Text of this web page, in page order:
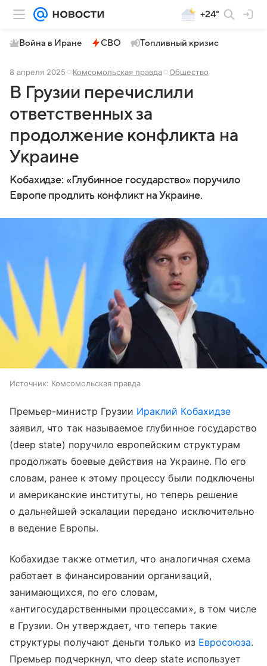
+24°
Война в Иране СВО Топливный кризис
8 апреля 2025 Комсомольская правда Общество
В Грузии перечислили
ответственных за
продолжение конфликта на
Украине
Кобахидзе: «Глубинное государство» поручило
Европе продлить конфликт на Украине.
Источник: Комсомольская правда
Премьер-министр Грузии Ираклий Кобахидзе
заявил, что так называемое глубинное государство
(deep state) поручило европейским структурам
продолжать боевые действия на Украине. По его
словам, ранее к этому процессу были подключены
и американские институты, но теперь решение
о дальнейшей эскалации передано исключительно
в ведение Европы.
Кобахидзе также отметил, что аналогичная схема
работает в финансировании организаций,
занимающихся, по его словам,
«антигосударственными процессами», в том числе
в Грузии. Он утверждает, что теперь такие
структуры получают деньги только из Евросоюза.
Премьер подчеркнул, что deep state использует